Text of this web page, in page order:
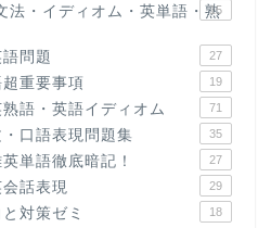
法・イディオム・英単語・熟
15
問題 27
重要事項 19
語・英語イディオム 71
口語表現問題集 35
単語徹底暗記！ 27
話表現 29
対策ゼミ 18